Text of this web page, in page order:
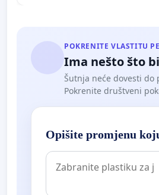
POKRENITE VLASTITU
Ima nešto što
Šutnja neće dovesti do
Pokrenite društveni
Opišite promjenu